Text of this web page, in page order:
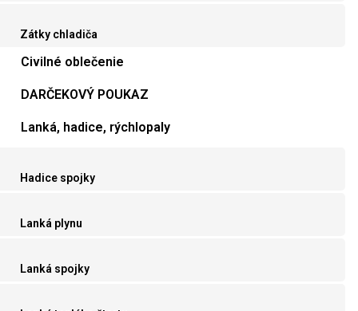
Zátky chladiča
Civilné oblečenie
DARČEKOVÝ POUKAZ
Lanká, hadice, rýchlopaly
Hadice spojky
Lanká plynu
Lanká spojky